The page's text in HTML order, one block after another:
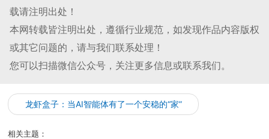
载请注明出处！
本网转载皆注明出处，遵循行业规范，如发现作品内容版权
或其它问题的，请与我们联系处理！
您可以扫描微信公众号，关注更多信息或联系我们。
龙虾盒子：当AI智能体有了一个安稳的“家”
相关主题：